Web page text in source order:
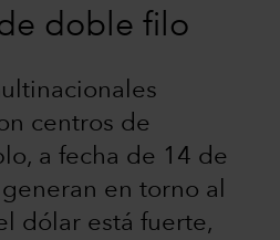
doble filo
centros de
a fecha de 14 de
en torno al
dólar está fuerte,